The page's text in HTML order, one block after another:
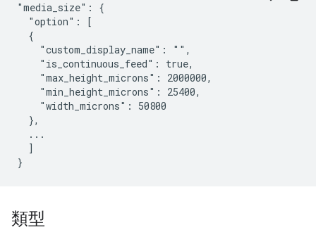
"media_size": {
  "option": [
  {
    "custom_display_name": "",
    "is_continuous_feed": true,
    "max_height_microns": 2000000,
    "min_height_microns": 25400,
    "width_microns": 50800
  },
  ...
  ]
類型